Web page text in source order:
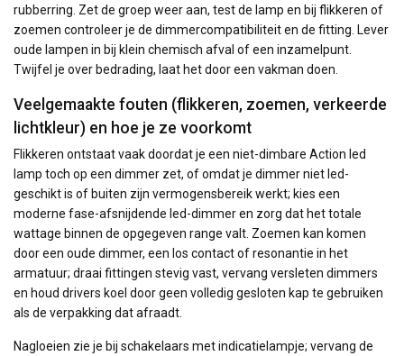
rubberring. Zet de groep weer aan, test de lamp en bij flikkeren of
zoemen controleer je de dimmercompatibiliteit en de fitting. Lever
oude lampen in bij klein chemisch afval of een inzamelpunt.
Twijfel je over bedrading, laat het door een vakman doen.
Veelgemaakte fouten (flikkeren, zoemen, verkeerde
lichtkleur) en hoe je ze voorkomt
Flikkeren ontstaat vaak doordat je een niet-dimbare Action led
lamp toch op een dimmer zet, of omdat je dimmer niet led-
geschikt is of buiten zijn vermogensbereik werkt; kies een
moderne fase-afsnijdende led-dimmer en zorg dat het totale
wattage binnen de opgegeven range valt. Zoemen kan komen
door een oude dimmer, een los contact of resonantie in het
armatuur; draai fittingen stevig vast, vervang versleten dimmers
en houd drivers koel door geen volledig gesloten kap te gebruiken
als de verpakking dat afraadt.
Nagloeien zie je bij schakelaars met indicatielampje; vervang de